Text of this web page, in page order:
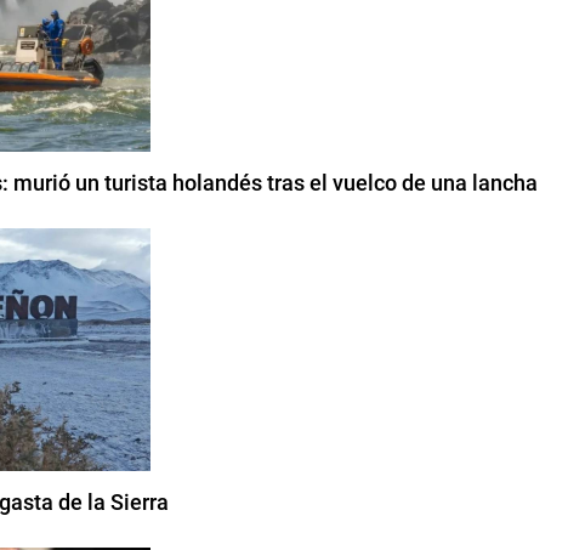
murió un turista holandés tras el vuelco de una lancha
de la Sierra